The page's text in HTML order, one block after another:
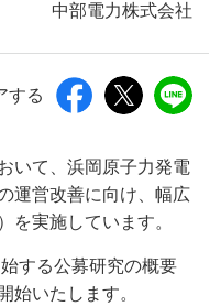
中部電力株式会社
する
いて、浜岡原子力発電
運営改善に向け、幅広
を実施しています。
する公募研究の概要
始いたします。